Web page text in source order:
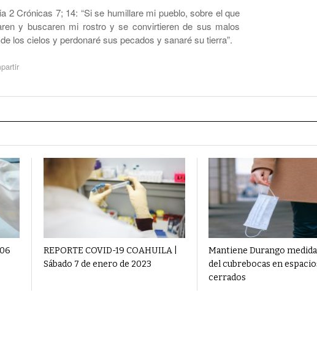
2 Crónicas 7; 14: “Si se humillare mi pueblo, sobre el que
y buscaren mi rostro y se convirtieren de sus malos
los cielos y perdonaré sus pecados y sanaré su tierra”.
REPORTE COVID-19 COAHUILA |
Sábado 7 de enero de 2023
Mantiene Durango
del cubrebocas en
cerrados